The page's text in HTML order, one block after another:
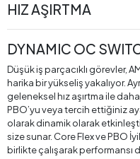
HIZ AŞIRTMA
DYNAMIC OC
Düşük iş parçacıklı görevler,
harika bir yükseliş yakalıyor.
geleneksel hız aşırtma ile
PBO’yu veya tercih ettiğiniz
olarak dinamik olarak
size sunar. Core Flex ve PBO
birlikte çalışarak performansı